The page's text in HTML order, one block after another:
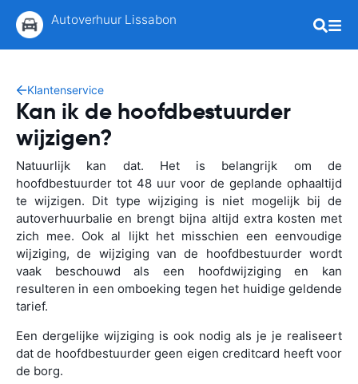
Autoverhuur Lissabon
Klantenservice
Kan ik de hoofdbestuurder
wijzigen?
Natuurlijk kan dat. Het is belangrijk om de
hoofdbestuurder tot 48 uur voor de geplande ophaaltijd
te wijzigen. Dit type wijziging is niet mogelijk bij de
autoverhuurbalie en brengt bijna altijd extra kosten met
zich mee. Ook al lijkt het misschien een eenvoudige
wijziging, de wijziging van de hoofdbestuurder wordt
vaak beschouwd als een hoofdwijziging en kan
resulteren in een omboeking tegen het huidige geldende
tarief.
Een dergelijke wijziging is ook nodig als je je realiseert
dat de hoofdbestuurder geen eigen creditcard heeft voor
de borg.